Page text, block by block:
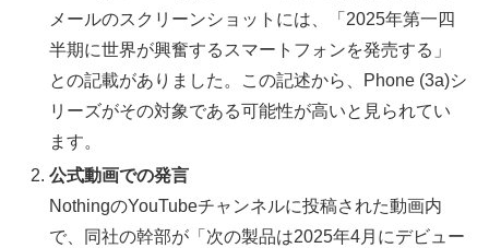
メールのスクリーンショットには、「2025年第一四
半期に世界が興奮するスマートフォンを発売する」
との記載がありました。この記述から、Phone (3a)シ
リーズがその対象である可能性が高いと見られてい
ます。
公式動画での発言
NothingのYouTubeチャンネルに投稿された動画内
で、同社の幹部が「次の製品は2025年4月にデビュー